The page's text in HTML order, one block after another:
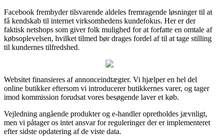
Facebook frembyder tilsvarende aldeles fremragende løsninger til at
få kendskab til internet virksomhedens kundefokus. Her er der
faktisk netshops som giver folk mulighed for at forfatte en omtale af
købsoplevelsen, hvilket tilmed bør drages fordel af til at tage stilling
til kundernes tilfredshed.
Websitet finansieres af annonceindtægter. Vi hjælper en hel del
online butikker eftersom vi introducerer butikkernes varer, og tager
imod kommission forudsat vores besøgende laver et køb.
Vejledning angående produkter og e-handler opretholdes jævnligt,
men vi påtager os intet ansvar for reguleringer der er implementeret
efter sidste opdatering af de viste data.